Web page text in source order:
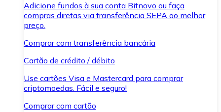
Adicione fundos à sua conta Bitnovo ou faça
compras diretas via transferência SEPA ao melhor
preço.
Comprar com transferência bancária
Cartão de crédito / débito
Use cartões Visa e Mastercard para comprar
criptomoedas. Fácil e seguro!
Comprar com cartão